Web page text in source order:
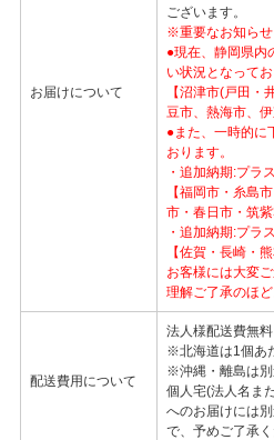
お届けについて
ございます。
※重要なお知ら
●現在、静岡県内
い状況となってお
【沼津市(戸田・
豆市、熱海市、
●また、一時的に
おります。
・追加納期:プラ
【福岡市・糸島
市・春日市・筑紫
・追加納期:プラ
【佐賀・長崎・
お客様には大変
理解ご了承のほ
配送費用について
法人様配送費無料
※北海道は1個あ
※沖縄・離島は別
個人宅(法人名ま
へのお届けには
で、予めご了承く